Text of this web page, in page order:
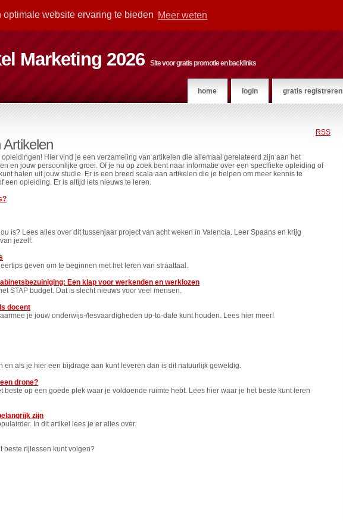
website ervaring te bieden Meer weten
Marketing 2026 Site voor gratis promotie en backlinks
home login gratis registreren
RSS
Hier vind je een verzameling van artikelen die allemaal gerelateerd zijn aan het
en jouw persoonlijke groei. Of je nu op zoek bent naar informatie over een specifieke opleiding of
halen uit jouw studie. Er is een breed scala aan artikelen die je helpen om meer kennis te
een opleiding. Er is altijd iets nieuws te leren.
is? Lees alles over dit tussenjaar project van acht weken in Valencia. Leer Spaans en krijg
jezelf.
geven om te beginnen met het leren van straattaal.
Een klap voor werkenden en werklozen
STAP budget. Dat is slecht nieuws voor veel mensen.
docent
je jouw onderwijs-/lesvaardigheden up-to-date kunt houden. Lees hier meer!
en als je hier een bijdrage aan kunt leveren dan is dit natuurlijk geweldig.
drone?
beste op een goede plek waar je voldoende ruimte hebt. Lees hier waar je het beste kunt leren
zijn
In dit artikel lees je er alles over.
beste rijlessen kunt volgen?